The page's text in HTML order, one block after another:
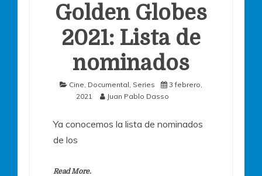
Golden Globes
2021: Lista de
nominados
Cine Documental Series
3 febrero,
2021
Juan Pablo Dasso
Ya conocemos la lista de nominados
de los
Read More.